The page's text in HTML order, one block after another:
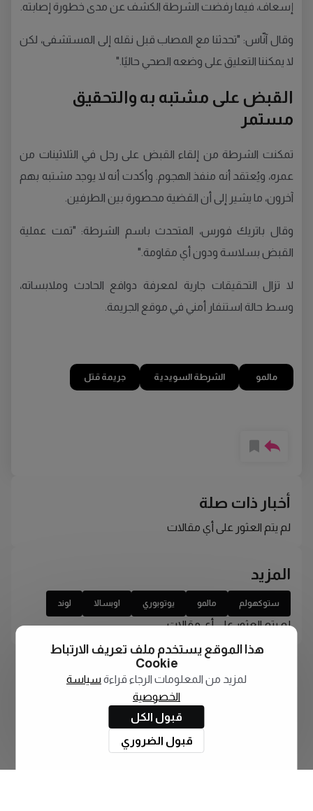
إسعاف، فيما رفضت الشرطة الكشف عن مدى خطورة إصابته.
وقال آنّاس: "تحدثنا مع المصاب قبل نقله إلى المستشفى، لكن
لا يمكننا التعليق على وضعه الصحي حاليًا."
القبض على مشتبه به والتحقيق
مستمر
تمكنت الشرطة من إلقاء القبض على رجل في الثلاثينات من
عمره، ويُعتقد أنه منفذ الهجوم. وأكدت أنه لا يوجد مشتبه بهم
آخرون، ما يشير إلى أن القضية محصورة بين الطرفين.
وقال باتريك فورس، المتحدث باسم الشرطة: "تمت عملية
القبض بسلاسة ودون أي مقاومة."
لا تزال التحقيقات جارية لمعرفة دوافع الحادث وملابساته،
وسط حالة استنفار أمني في موقع الجريمة.
مالمو الشرطة السويدية جريمة قتل
أخبار ذات صلة
لم يتم العثور على أي مقالات
المزيد
ستوكهولم مالمو يوتوبوري اوبسالا لوند
لم يتم العثور على أي مقالات
هذا الموقع يستخدم ملف تعريف الارتباط
Cookie
لمزيد من المعلومات الرجاء قراءة سياسة
الخصوصية
قبول الكل
قبول الضروري